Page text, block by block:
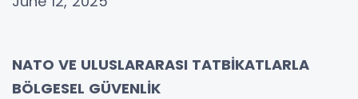
NATO VE ULUSLARARASI TATBİKATLARLA
BÖLGESEL GÜVENLİK